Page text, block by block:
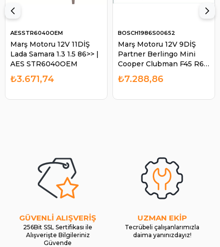
Marş Motoru 12V 11DİŞ
Lada Samara 1.3 1.5 86>> |
AES STR6040OEM
AESSTR6040OEM
₺3.671,74
Marş Motoru 12V 9DİŞ
Partner Berlingo Mini
Cooper Clubman F45 R60
| BOSCH 1986S00652
BOSCH1986S00652
₺7.288,86
GÜVENLİ ALIŞVERİŞ
256Bit SSL Sertifikası ile
Alışverişte Bilgileriniz
Güvende
UZMAN EKİP
Tecrübeli çalışanlarımızla
daima yanınızdayız!